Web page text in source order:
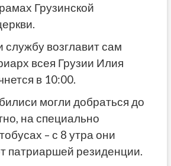
Грузинской
службу возглавит сам
всея Грузии Илия
в 10:00.
могли добраться до
на специально
– с 8 утра они
патриаршей резиденции.